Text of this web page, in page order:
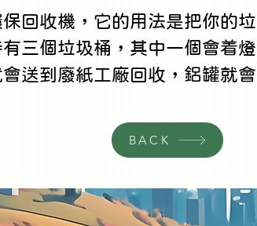
回收機，它的用法是把你的
三個垃圾桶，其中一個會着
送到廢紙工廠回收，鋁罐就
BACK